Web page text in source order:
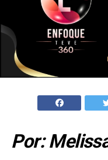
Por: